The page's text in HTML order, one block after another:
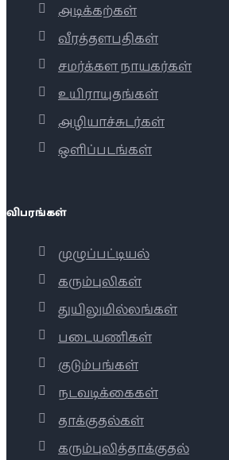
அடிக்கற்கள்
வீரத்தளபதிகள்
சமர்க்கள நாயகர்கள்
உயிராயுதங்கள்
அழியாச்சுடர்கள்
ஒளிப்படங்கள்
விபரங்கள்
முழுப்பட்டியல்
கரும்புலிகள்
துயிலுமில்லங்கள்
படையணிகள்
குடும்பங்கள்
நடவடிக்கைகள்
தாக்குதல்கள்
கரும்புலித்தாக்குதல்